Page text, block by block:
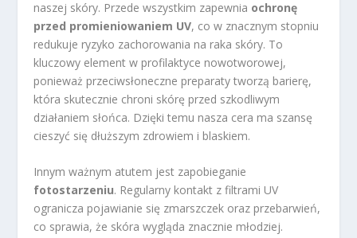
naszej skóry. Przede wszystkim zapewnia ochronę
przed promieniowaniem UV, co w znacznym stopniu
redukuje ryzyko zachorowania na raka skóry. To
kluczowy element w profilaktyce nowotworowej,
ponieważ przeciwsłoneczne preparaty tworzą barierę,
która skutecznie chroni skórę przed szkodliwym
działaniem słońca. Dzięki temu nasza cera ma szansę
cieszyć się dłuższym zdrowiem i blaskiem.
Innym ważnym atutem jest zapobieganie
fotostarzeniu. Regularny kontakt z filtrami UV
ogranicza pojawianie się zmarszczek oraz przebarwień,
co sprawia, że skóra wygląda znacznie młodziej.